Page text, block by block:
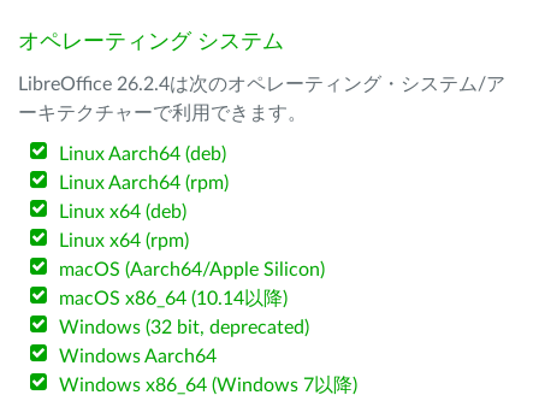
オペレーティング システム
LibreOffice 26.2.4は次のオペレーティング・システム/ア
ーキテクチャーで利用できます。
Linux Aarch64 (deb)
Linux Aarch64 (rpm)
Linux x64 (deb)
Linux x64 (rpm)
macOS (Aarch64/Apple Silicon)
macOS x86_64 (10.14以降)
Windows (32 bit, deprecated)
Windows Aarch64
Windows x86_64 (Windows 7以降)